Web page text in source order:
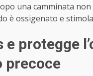
una camminata
è ossigenato e
protegge
precoce